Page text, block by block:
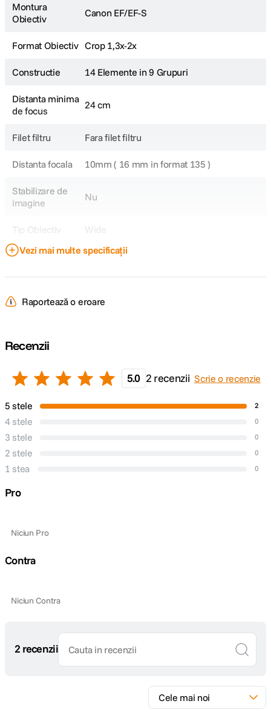
Montura
Obiectiv
Canon EF/EF-S
Format Obiectiv Crop 1,3x-2x
Constructie 14 Elemente in 9 Grupuri
Distanta minima
de focus
24 cm
Filet filtru Fara filet filtru
Distanta focala 10mm ( 16 mm in format 135 )
Stabilizare de
imagine
Nu
Tip Obiectiv Wide
Obiectiv Fix /
Focala Fixa
diafragma
Diafragma
Maxima
f/2.8
Plaja diafragme
Tip Focalizare
DIMENSIUNE / GREUTATE:
Diametru
maxim
Lungime
Vezi mai multe specificații
Raportează o eroare
Recenzii
5.0 2 recenzii Scrie o recenzie
5 stele 2
4 stele 0
3 stele 0
2 stele 0
1 stea 0
Pro
Niciun Pro
Contra
Niciun Contra
2 recenzii